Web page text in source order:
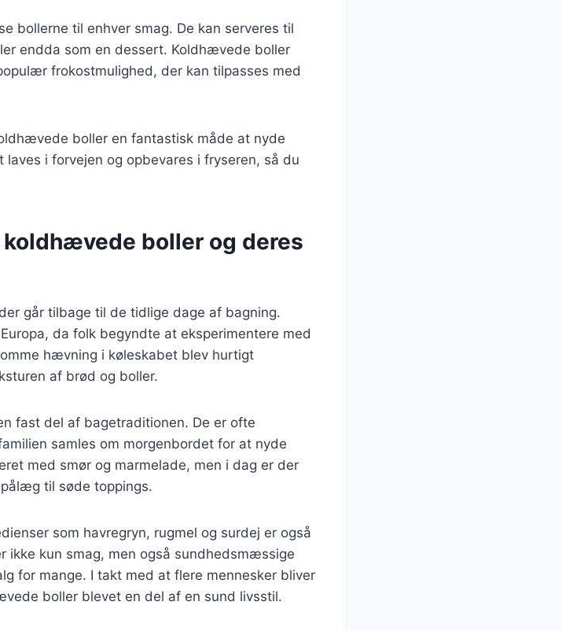
bollerne til enhver smag. De kan serveres til
endda som en dessert. Koldhævede boller
frokostmulighed, der kan tilpasses med
boller en fantastisk måde at nyde
i forvejen og opbevares i fryseren, så du
boller og deres
går tilbage til de tidlige dage af bagning.
da folk begyndte at eksperimentere med
hævning i køleskabet blev hurtigt
af brød og boller.
fast del af bagetraditionen. De er ofte
samles om morgenbordet for at nyde
med smør og marmelade, men i dag er der
til søde toppings.
som havregryn, rugmel og surdej er også
ikke kun smag, men også sundhedsmæssige
for mange. I takt med at flere mennesker bliver
boller blevet en del af en sund livsstil.